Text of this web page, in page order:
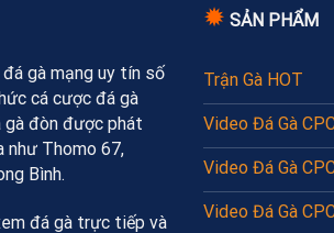
đá gà mạng uy tín số
cá cược đá gà
gà đòn được phát
Thomo 67,
Bình.
đá gà trực tiếp và
✹ SẢN PHẨM
Trận Gà HOT
Video Đá Gà
Video Đá Gà
Video Đá Gà